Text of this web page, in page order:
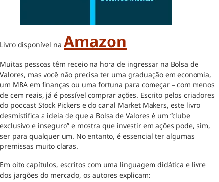
Livro disponível na Amazon
Muitas pessoas têm receio na hora de ingressar na Bolsa de
Valores, mas você não precisa ter uma graduação em economia,
um MBA em finanças ou uma fortuna para começar – com menos
de cem reais, já é possível comprar ações. Escrito pelos criadores
do podcast Stock Pickers e do canal Market Makers, este livro
desmistifica a ideia de que a Bolsa de Valores é um “clube
exclusivo e inseguro” e mostra que investir em ações pode, sim,
ser para qualquer um. No entanto, é essencial ter algumas
premissas muito claras.
Em oito capítulos, escritos com uma linguagem didática e livre
dos jargões do mercado, os autores explicam: